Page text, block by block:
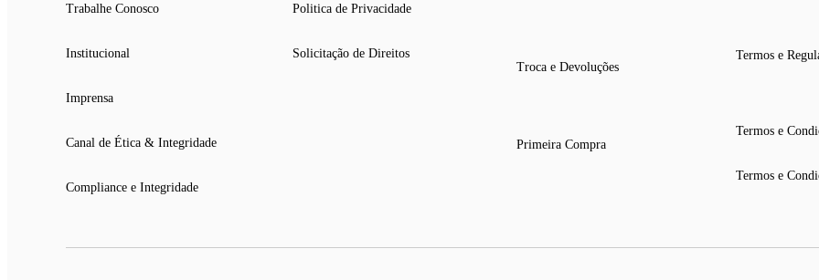
Trabalhe Conosco
Institucional
Imprensa
Canal de Ética & Integridade
Compliance e Integridade
Politica de Privacidade
Solicitação de Direitos
Troca e Devoluções
Primeira Compra
Termos e
Termos e
Termos e